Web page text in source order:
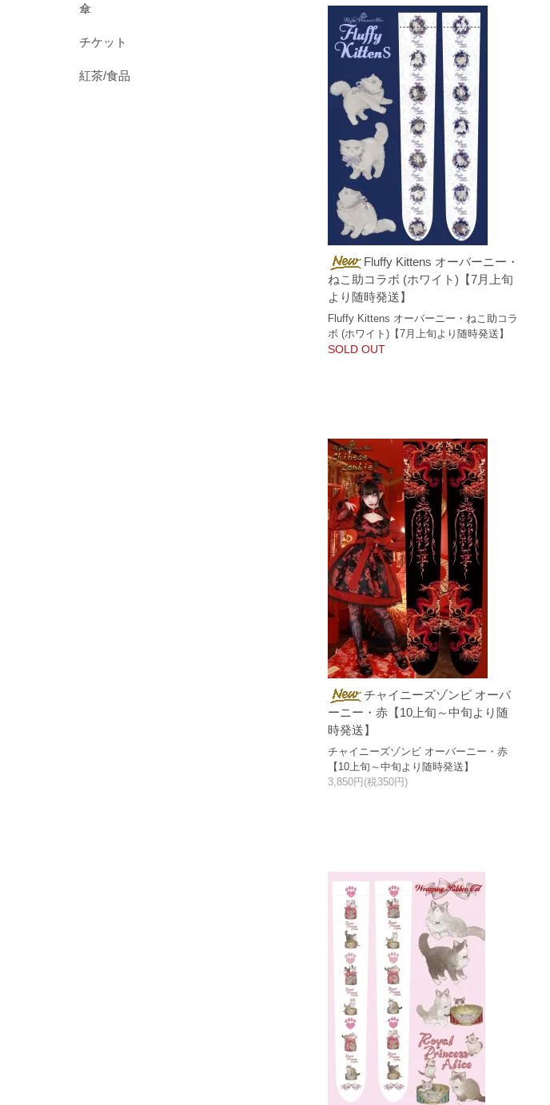
Fluffy Kittens オーバーニー・
ねこ助コラボ (ホワイト)【7月上旬
より随時発送】
Fluffy Kittens オーバーニー・ねこ助コラ
ボ (ホワイト)【7月上旬より随時発送】
SOLD OUT
チャイニーズゾンビ オーバ
ーニー・赤【10上旬～中旬より随
時発送】
チャイニーズゾンビ オーバーニー・赤
【10上旬～中旬より随時発送】
3,850円(税350円)
傘
チケット
紅茶/食品